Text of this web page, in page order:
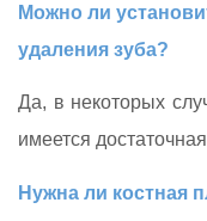
Можно ли
удаления зуба?
Да, в некоторых
имеется
Нужна ли костная